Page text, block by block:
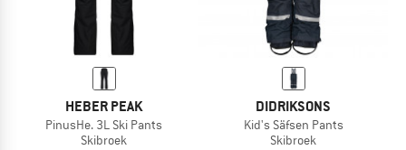
HEBER PEAK
PinusHe. 3L Ski Pants
Skibroek
DIDRIKSONS
Kid's Säfsen Pants
Skibroek